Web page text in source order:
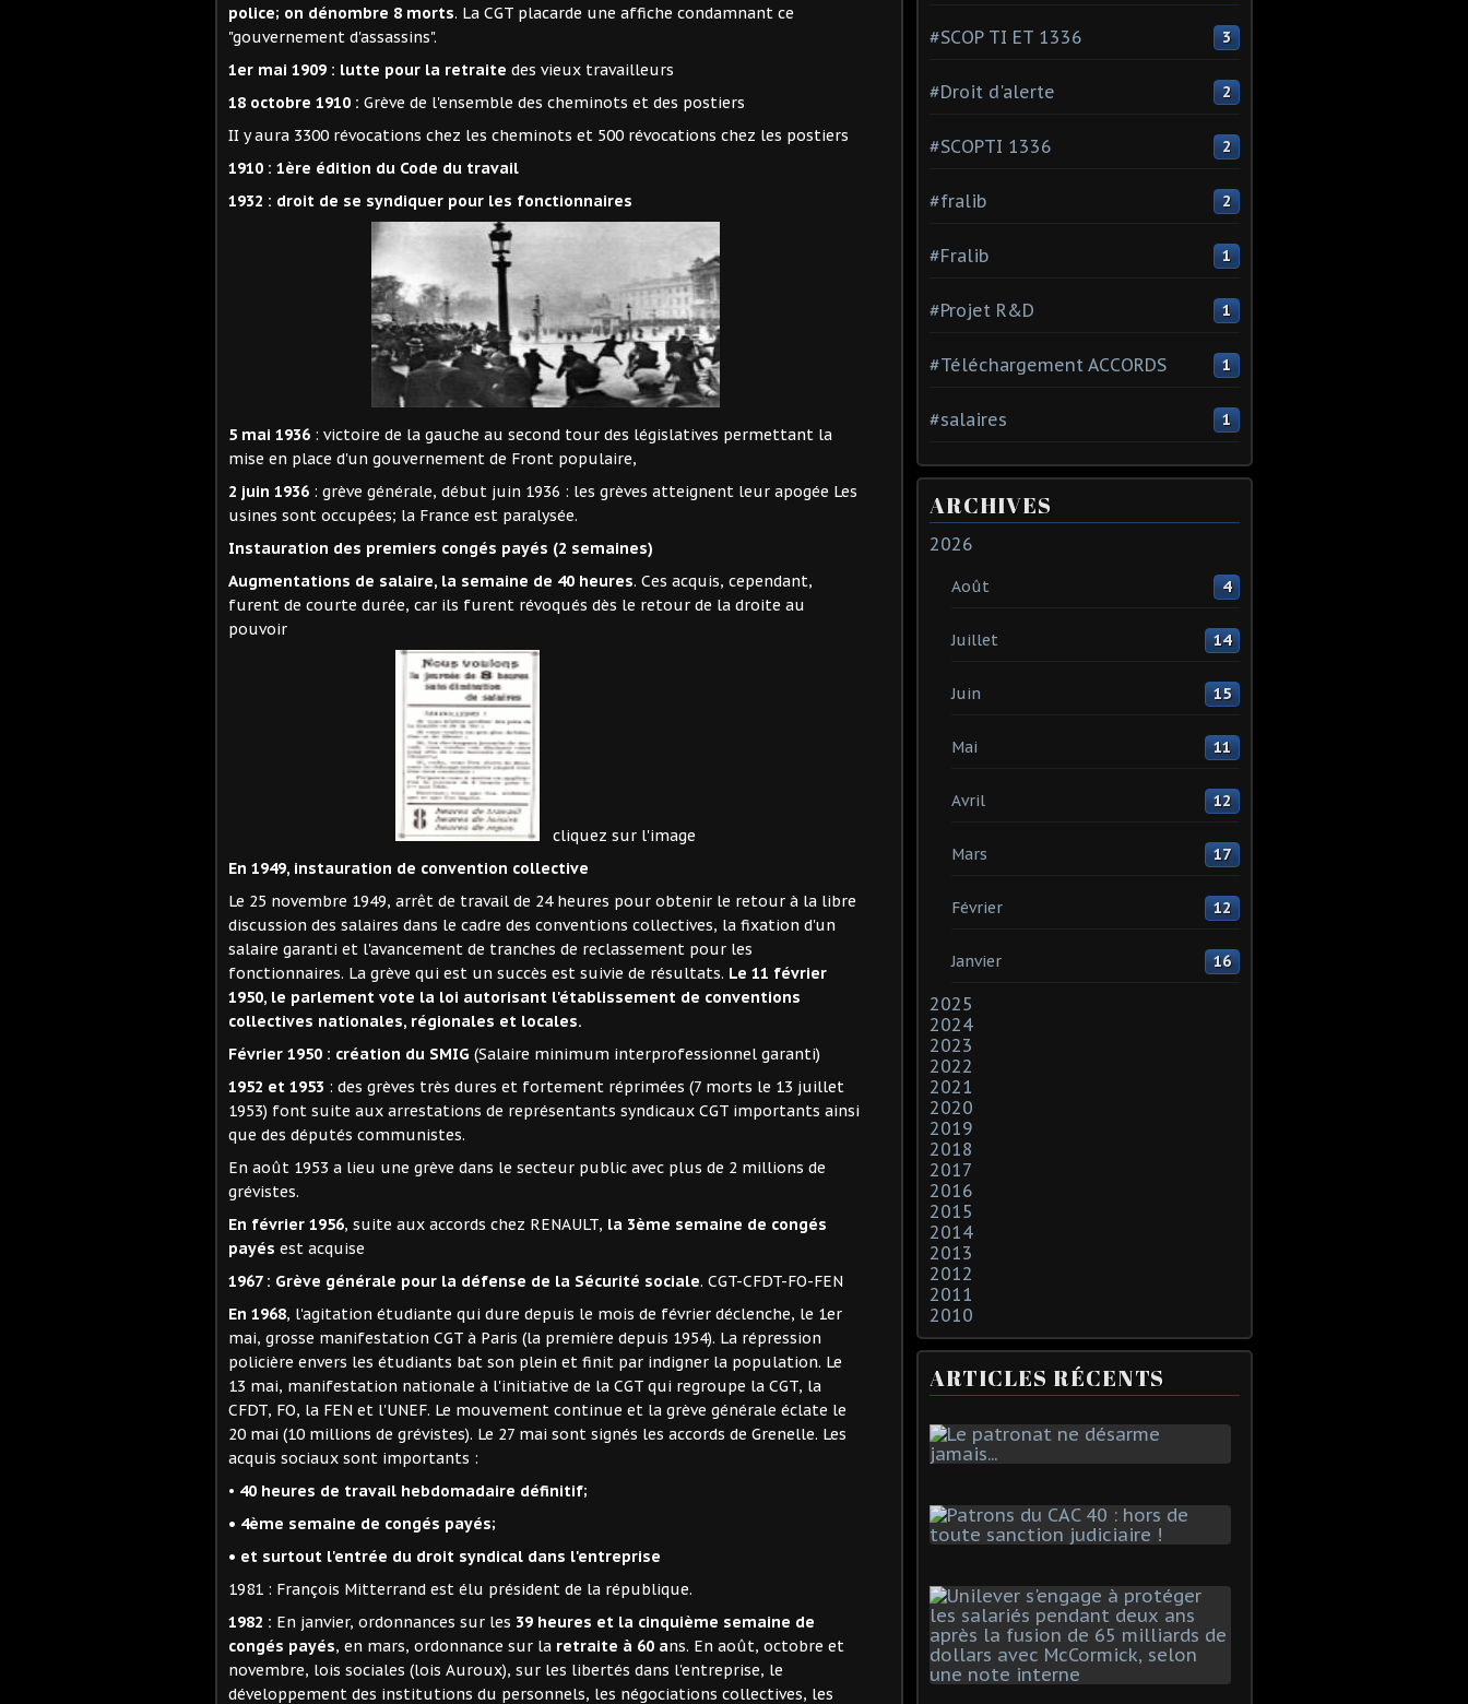
police; on dénombre 8 morts. La CGT placarde une affiche condamnant ce
"gouvernement d'assassins".
1er mai 1909 : lutte pour la retraite des vieux travailleurs
18 octobre 1910 : Grève de l'ensemble des cheminots et des postiers
II y aura 3300 révocations chez les cheminots et 500 révocations chez les postiers
1910 : 1ère édition du Code du travail
1932 : droit de se syndiquer pour les fonctionnaires
5 mai 1936 : victoire de la gauche au second tour des législatives permettant la
mise en place d'un gouvernement de Front populaire,
2 juin 1936 : grève générale, début juin 1936 : les grèves atteignent leur apogée Les
usines sont occupées; la France est paralysée.
Instauration des premiers congés payés (2 semaines)
Augmentations de salaire, la semaine de 40 heures. Ces acquis, cependant,
furent de courte durée, car ils furent révoqués dès le retour de la droite au
pouvoir
cliquez sur l'image
En 1949, instauration de convention collective
Le 25 novembre 1949, arrêt de travail de 24 heures pour obtenir le retour à la libre
discussion des salaires dans le cadre des conventions collectives, la fixation d'un
salaire garanti et l'avancement de tranches de reclassement pour les
fonctionnaires. La grève qui est un succès est suivie de résultats. Le 11 février
1950, le parlement vote la loi autorisant l'établissement de conventions
collectives nationales, régionales et locales.
Février 1950 : création du SMIG (Salaire minimum interprofessionnel garanti)
1952 et 1953 : des grèves très dures et fortement réprimées (7 morts le 13 juillet
1953) font suite aux arrestations de représentants syndicaux CGT importants ainsi
que des députés communistes.
En août 1953 a lieu une grève dans le secteur public avec plus de 2 millions de
grévistes.
En février 1956, suite aux accords chez RENAULT, la 3ème semaine de congés
payés est acquise
1967 : Grève générale pour la défense de la Sécurité sociale. CGT-CFDT-FO-FEN
En 1968, l'agitation étudiante qui dure depuis le mois de février déclenche, le 1er
mai, grosse manifestation CGT à Paris (la première depuis 1954). La répression
policière envers les étudiants bat son plein et finit par indigner la population. Le
13 mai, manifestation nationale à l'initiative de la CGT qui regroupe la CGT, la
CFDT, FO, la FEN et l'UNEF. Le mouvement continue et la grève générale éclate le
20 mai (10 millions de grévistes). Le 27 mai sont signés les accords de Grenelle. Les
acquis sociaux sont importants :
• 40 heures de travail hebdomadaire définitif;
• 4ème semaine de congés payés;
• et surtout l'entrée du droit syndical dans l'entreprise
1981 : François Mitterrand est élu président de la république.
1982 : En janvier, ordonnances sur les 39 heures et la cinquième semaine de
congés payés, en mars, ordonnance sur la retraite à 60 ans. En août, octobre et
novembre, lois sociales (lois Auroux), sur les libertés dans l'entreprise, le
développement des institutions du personnels, les négociations collectives, les
#SCOP TI ET 1336 3
#Droit d'alerte 2
#SCOPTI 1336 2
#fralib 2
#Fralib 1
#Projet R&D 1
#Téléchargement ACCORDS 1
#salaires 1
ARCHIVES
2026
Août 4
Juillet 14
Juin 15
Mai 11
Avril 12
Mars 17
Février 12
Janvier 16
2025
2024
2023
2022
2021
2020
2019
2018
2017
2016
2015
2014
2013
2012
2011
2010
ARTICLES RÉCENTS